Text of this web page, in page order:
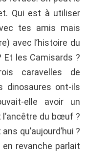
Qui est à utiliser
tes amis mais
avec l’histoire du
les Camisards ?
caravelles de
dinosaures ont-ils
elle avoir un
l’ancêtre du bœuf ?
qu’aujourd’hui ?
en revanche parlait